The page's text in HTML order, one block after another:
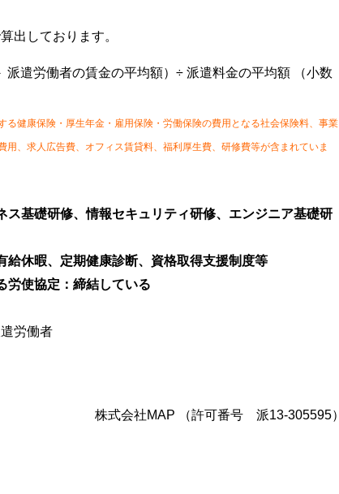
出しております。
派遣労働者の賃金の平均額）÷ 派遣料金の平均額 （小数
健康保険・厚生年金・雇用保険・労働保険の費用となる社会保険料、事業
、求人広告費、オフィス賃貸料、福利厚生費、研修費等が含まれていま
ス基礎研修、情報セキュリティ研修、エンジニア基礎研
給休暇、定期健康診断、資格取得支援制度等
労使協定：締結している
遣労働者
株式会社MAP （許可番号 派13-305595）